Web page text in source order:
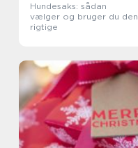
Hundesaks: sådan
vælger og bruger du den
rigtige